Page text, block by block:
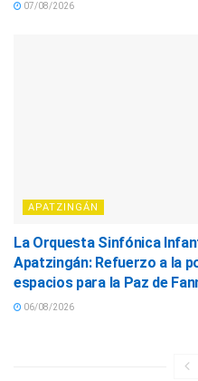
07/08/2026
APATZINGÁN
La Orquesta Sinfónica
Apatzingán: Refuerzo a la
espacios para la Paz de
06/08/2026